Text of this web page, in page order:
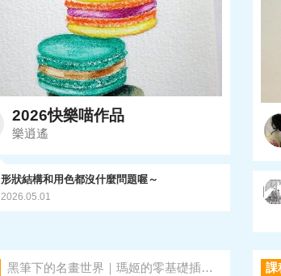
2026快樂喵作品
樂逍遙
形狀結構和用色都沒什麼問題喔～
2026.05.01
黑筆下的名畫世界｜瑪姬的零基礎插畫課 課